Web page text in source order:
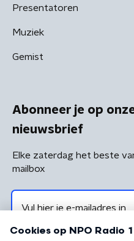
Presentatoren
Muziek
Gemist
Abonneer je op
nieuwsbrief
Elke zaterdag het beste
mailbox